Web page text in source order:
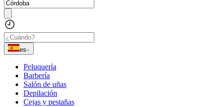
es
Peluquería
Barbería
Salón de uñas
Depilación
Cejas y pestañas